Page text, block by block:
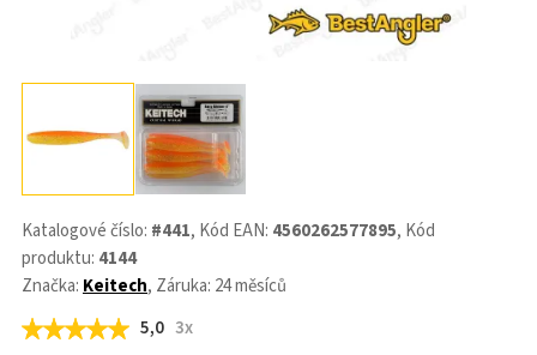
Katalogové číslo: #441, Kód EAN: 4560262577895, Kód
produktu: 4144
Značka: Keitech, Záruka: 24 měsíců
5,0 3x